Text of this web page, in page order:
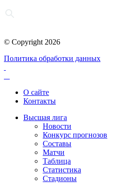
© Copyright 2026
Политика обработки данных
О сайте
Контакты
Высшая лига
Новости
Конкурс прогнозов
Составы
Матчи
Таблица
Статистика
Стадионы